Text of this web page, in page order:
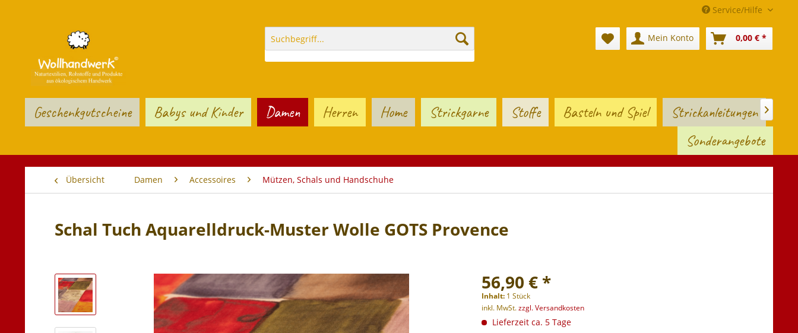
Service/Hilfe
Mein Konto 0,00 € *
Geschenkgutscheine Babys und Kinder Damen Herren Home Strickgarne Stoffe Basteln und Spiel
Strickanleitungen
Sonderangebote

Übersicht Damen Accessoires Mützen, Schals und Handschuhe
Schal Tuch Aquarelldruck-Muster Wolle GOTS Provence
56,90 € *
Inhalt: 1 Stück
inkl. MwSt.zzgl. Versandkosten
Lieferzeit ca. 5 Tage